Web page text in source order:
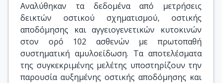
Αναλύθηκαν τα δεδομένα από μετρήσεις
δεικτών οστικού σχηματισμού, οστικής
αποδόμησης και αγγειογενετικών κυτοκινών
στον ορό 102 ασθενών με πρωτοπαθή
συστηματική αμυλοείδωση. Τα αποτελέσματα
της συγκεκριμένης μελέτης υποστηρίζουν την
παρουσία αυξημένης οστικής αποδόμησης και